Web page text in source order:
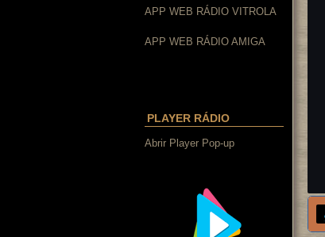
APP WEB RÁDIO VITROLA
APP WEB RÁDIO AMIGA
PLAYER RÁDIO
Abrir Player Pop-up